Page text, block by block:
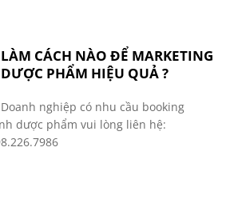
LÀM CÁCH NÀO ĐỂ MARKETING
DƯỢC PHẨM HIỆU QUẢ ?
Doanh nghiệp có nhu cầu booking
dược phẩm vui lòng liên hệ: